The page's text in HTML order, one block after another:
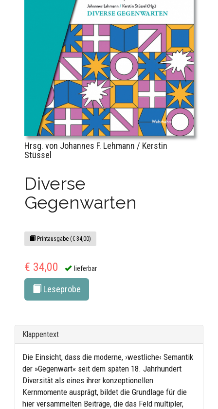
Hrsg. von Johannes F. Lehmann / Kerstin
Stüssel
Diverse
Gegenwarten
Printausgabe (€ 34,00)
€ 34,00 lieferbar
Leseprobe
Klappentext
Die Einsicht, dass die moderne, ›westliche‹ Semantik
der »Gegenwart« seit dem späten 18. Jahrhundert
Diversität als eines ihrer konzeptionellen
Kernmomente ausprägt, bildet die Grundlage für die
hier versammelten Beiträge, die das Feld multipler,